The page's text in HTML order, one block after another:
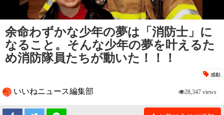
余命わずかな少年の夢は「消防士」に
なること。そんな少年の夢を叶えるた
め消防隊員たちが動いた！！！
感動
いいねニュース編集部 28,347 views